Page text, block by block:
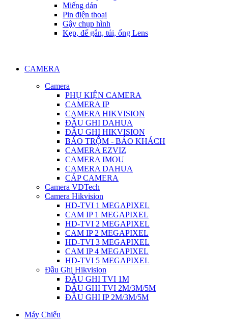
Miếng dán
Pin điện thoại
Gậy chụp hình
Kẹp, đế gắn, túi, ống Lens
CAMERA
Camera
PHỤ KIỆN CAMERA
CAMERA IP
CAMERA HIKVISION
ĐẦU GHI DAHUA
ĐẦU GHI HIKVISION
BÁO TRỘM - BÁO KHÁCH
CAMERA EZVIZ
CAMERA IMOU
CAMERA DAHUA
CÁP CAMERA
Camera VDTech
Camera Hikvision
HD-TVI 1 MEGAPIXEL
CAM IP 1 MEGAPIXEL
HD-TVI 2 MEGAPIXEL
CAM IP 2 MEGAPIXEL
HD-TVI 3 MEGAPIXEL
CAM IP 4 MEGAPIXEL
HD-TVI 5 MEGAPIXEL
Đầu Ghi Hikvision
ĐẦU GHI TVI 1M
ĐẦU GHI TVI 2M/3M/5M
ĐẦU GHI IP 2M/3M/5M
Máy Chiếu